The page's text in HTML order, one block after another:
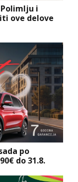
i
ove delove
po
do 31.8.